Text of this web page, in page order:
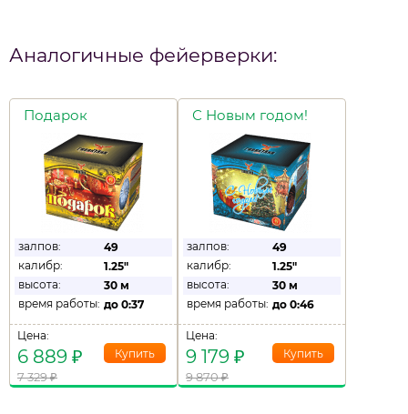
Аналогичные фейерверки:
Подарок
залпов:
49
калибр:
1.25"
высота:
30 м
время работы: до 0:37
Цена:
6 889 ₽
7 329₽
С Новым годом!
залпов:
49
калибр:
1.25"
высота:
30 м
время работы: до 0:46
Цена:
9 179 ₽
9 870₽